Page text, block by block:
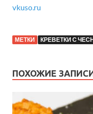
vkuso.ru
МЕТКИ КРЕВЕТКИ С
ПОХОЖИЕ